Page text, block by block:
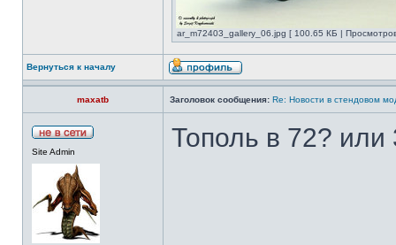
ar_m72403_gallery_06.jpg [ 100.65 КБ |
Вернуться к началу
maxatb Заголовок сообщения: Re: Новости в стендовом
Site Admin Тополь в 72? или